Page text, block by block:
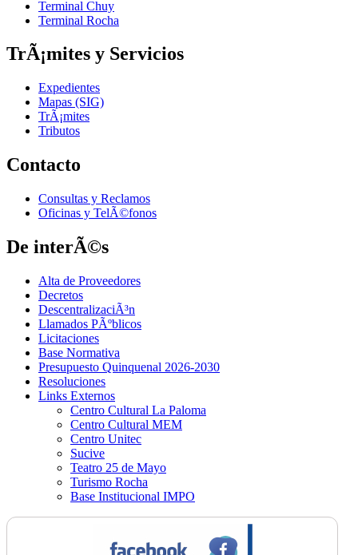
Terminal Chuy
Terminal Rocha
TrÃ¡mites y Servicios
Expedientes
Mapas (SIG)
TrÃ¡mites
Tributos
Contacto
Consultas y Reclamos
Oficinas y TelÃ©fonos
De interÃ©s
Alta de Proveedores
Decretos
DescentralizaciÃ³n
Llamados PÃºblicos
Licitaciones
Base Normativa
Presupuesto Quinquenal 2026-2030
Resoluciones
Links Externos
Centro Cultural La Paloma
Centro Cultural MEM
Centro Unitec
Sucive
Teatro 25 de Mayo
Turismo Rocha
Base Institucional IMPO